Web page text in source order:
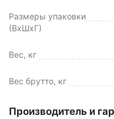
Размеры упаковки
(ВхШхГ)
Вес, кг
Вес брутто, кг
Производитель и